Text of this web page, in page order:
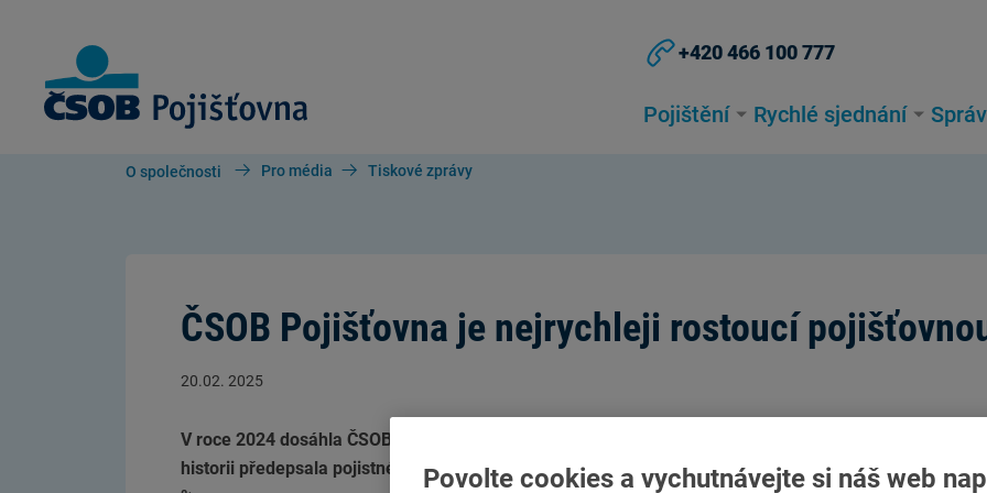
+420 466 100 777
Pojištění Rychlé sjednání
O společnosti Pro média Tiskové zprávy
ČSOB Pojišťovna je nejrychleji rostoucí
20.02. 2025
V roce 2024 dosáhla ČSOB Pojišťovna opět skvělých hodnot ve všech klíčových ukazatelích
historii předepsala pojistné dle metodiky ČAP téměř 17 miliard korun, hospodařila se ziskem 2,6
Povolte cookies a vychutnávejte si náš web